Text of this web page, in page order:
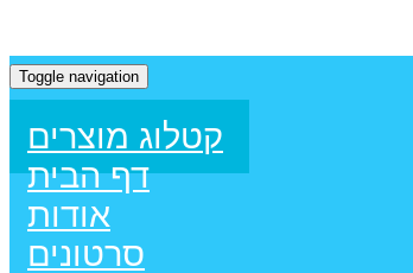
Toggle navigation
קטלוג מוצרים
דף הבית
אודות
סרטונים